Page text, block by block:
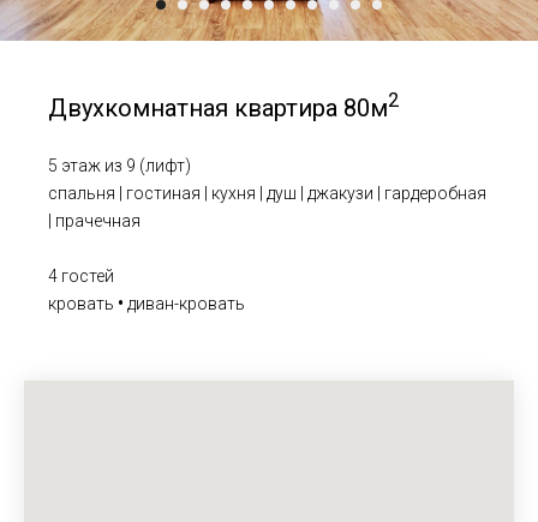
Двухкомнатная квартира 80м2
5 этаж из 9 (лифт)
спальня | гостиная | кухня | душ | джакузи | гардеробная
| прачечная
4 гостей
кровать • диван-кровать